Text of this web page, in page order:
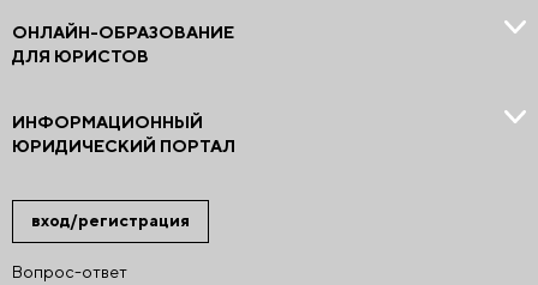
вход/регистрация
Вопрос-ответ
ОНЛАЙН-ОБРАЗОВАНИЕ
ДЛЯ ЮРИСТОВ
ИНФОРМАЦИОННЫЙ
ЮРИДИЧЕСКИЙ ПОРТАЛ